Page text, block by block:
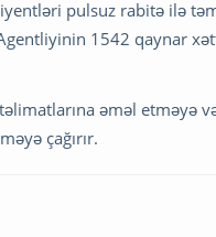
pulsuz rabitə ilə
1542 qaynar
əməl etməyə
çağırır.